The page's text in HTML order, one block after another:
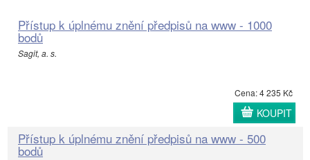
Přístup k úplnému znění předpisů na www - 1000
bodů
Sagit, a. s.
Cena: 4 235 Kč
KOUPIT
Přístup k úplnému znění předpisů na www - 500
bodů